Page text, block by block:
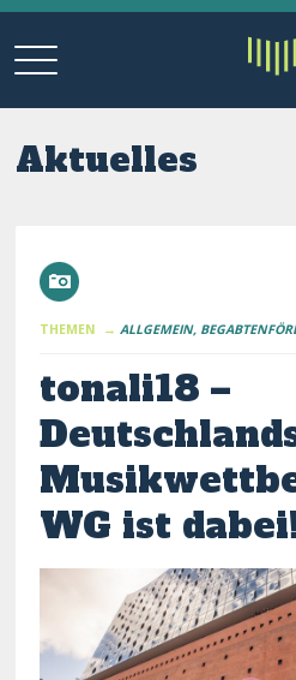
Aktuelles
THEMEN → ALLGEMEIN
tonali18 –
WG ist